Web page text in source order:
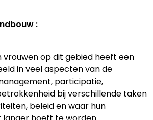
:
vrouwen op dit gebied heeft een
in veel aspecten van de
participatie,
bij verschillende taken
beleid en waar hun